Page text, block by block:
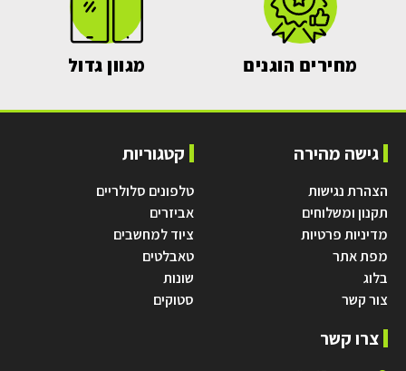
מחירים הוגנים מגוון גדול
גישה מהירה
הצהרת נגישות
תקנון ומשלוחים
מדיניות פרטיות
מפת אתר
בלוג
צור קשר
קטגוריות
טלפונים סלולריים
אביזרים
ציוד למחשבים
טאבלטים
שונות
סטוקים
צרו קשר